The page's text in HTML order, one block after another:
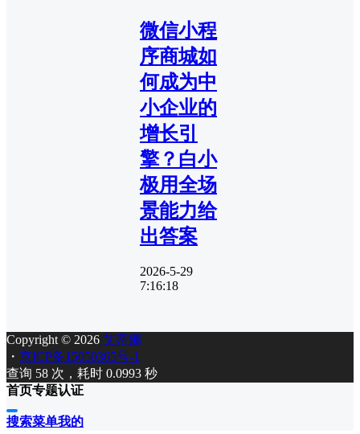
微信小程
序商城如
何成为中
小企业的
增长引
擎？白小
极用全场
景能力给
出答案
2026-5-29
7:16:18
Copyright © 2026 艾蒂娜
・ 京ICP备15050365号-1
查询 58 次，耗时 0.0993 秒
首页专题认证
搜索菜单我的